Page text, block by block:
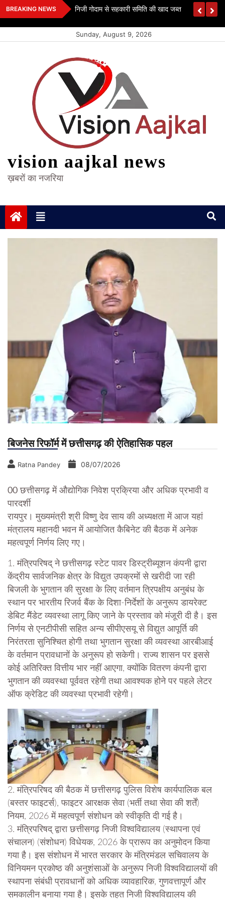
Skip
to
BREAKING NEWS निजी गोदाम से सहकारी समिति की खाद जब्त
Sunday, August 9, 2026
vision aajkal news
ख़बरों का नजरिया
बिजनेस रिफॉर्म में छत्तीसगढ़ की ऐतिहासिक पहल
Ratna Pandey 08/07/2026
00 छत्तीसगढ़ में औद्योगिक निवेश प्रक्रिया और अधिक प्रभावी व
पारदर्शी
रायपुर। मुख्यमंत्री श्री विष्णु देव साय की अध्यक्षता में आज यहां
मंत्रालय महानदी भवन में आयोजित कैबिनेट की बैठक में अनेक
महत्वपूर्ण निर्णय लिए गए।
1. मंत्रिपरिषद् ने छत्तीसगढ़ स्टेट पावर डिस्ट्रीब्यूशन कंपनी द्वारा
केंद्रीय सार्वजनिक क्षेत्र के विद्युत उपक्रमों से खरीदी जा रही
बिजली के भुगतान की सुरक्षा के लिए वर्तमान त्रिपक्षीय अनुबंध के
स्थान पर भारतीय रिजर्व बैंक के दिशा-निर्देशों के अनुरूप डायरेक्ट
डेबिट मैंडेट व्यवस्था लागू किए जाने के प्रस्ताव को मंजूरी दी है। इस
निर्णय से एनटीपीसी सहित अन्य सीपीएसयू से विद्युत आपूर्ति की
निरंतरता सुनिश्चित होगी तथा भुगतान सुरक्षा की व्यवस्था आरबीआई
के वर्तमान प्रावधानों के अनुरूप हो सकेगी। राज्य शासन पर इससे
कोई अतिरिक्त वित्तीय भार नहीं आएगा, क्योंकि वितरण कंपनी द्वारा
भुगतान की व्यवस्था पूर्ववत रहेगी तथा आवश्यक होने पर पहले लेटर
ऑफ क्रेडिट की व्यवस्था प्रभावी रहेगी।
2. मंत्रिपरिषद की बैठक में छत्तीसगढ़ पुलिस विशेष कार्यपालिक बल
(बस्तर फाइटर्स), फाइटर आरक्षक सेवा (भर्ती तथा सेवा की शर्तें)
नियम, 2026 में महत्वपूर्ण संशोधन को स्वीकृति दी गई है।
3. मंत्रिपरिषद् द्वारा छत्तीसगढ़ निजी विश्वविद्यालय (स्थापना एवं
संचालन) (संशोधन) विधेयक, 2026 के प्रारूप का अनुमोदन किया
गया है। इस संशोधन में भारत सरकार के मंत्रिमंडल सचिवालय के
विनियमन प्रकोष्ठ की अनुशंसाओं के अनुरूप निजी विश्वविद्यालयों की
स्थापना संबंधी प्रावधानों को अधिक व्यावहारिक, गुणवत्तापूर्ण और
समकालीन बनाया गया है। इसके तहत निजी विश्वविद्यालय की